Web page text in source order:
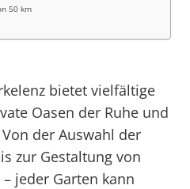
50 km
bietet vielfältige
Oasen der Ruhe und
der Auswahl der
zur Gestaltung von
jeder Garten kann